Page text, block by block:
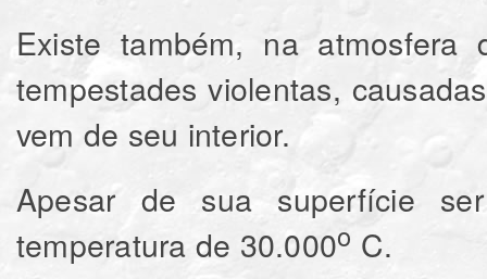
Existe também, na
tempestades violentas,
vem de seu interior.
Apesar de sua superfície
temperatura de 30.000o C.